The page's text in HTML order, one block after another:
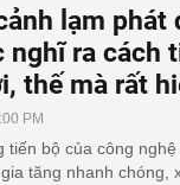
lạm phát
nghĩ ra cách
thế mà rất
PM
tiến bộ của công
tăng nhanh chóng,